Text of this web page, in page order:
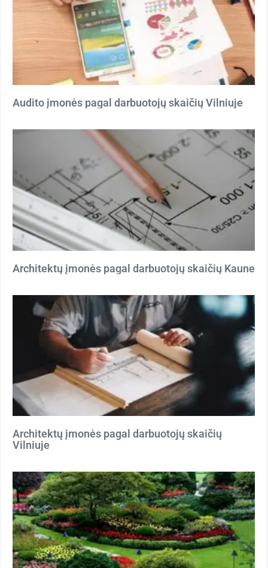
Audito įmonės pagal darbuotojų skaičių Vilniuje
Architektų įmonės pagal darbuotojų skaičių Kaune
Architektų įmonės pagal darbuotojų skaičių
Vilniuje